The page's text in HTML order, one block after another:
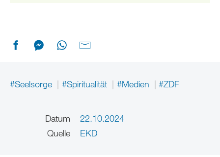
#Seelsorge #Spiritualität #Medien #ZDF
Datum
22.10.2024
Quelle
EKD